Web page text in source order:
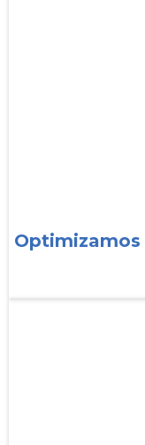
Optimizamos